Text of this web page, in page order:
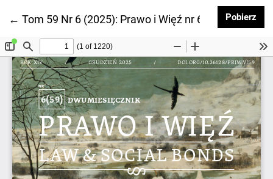
←Wróć do szczegółów artykułu
Tom 59 Nr 6 (2025): Prawo i Więź nr 6 (59) 2025
Pobierz